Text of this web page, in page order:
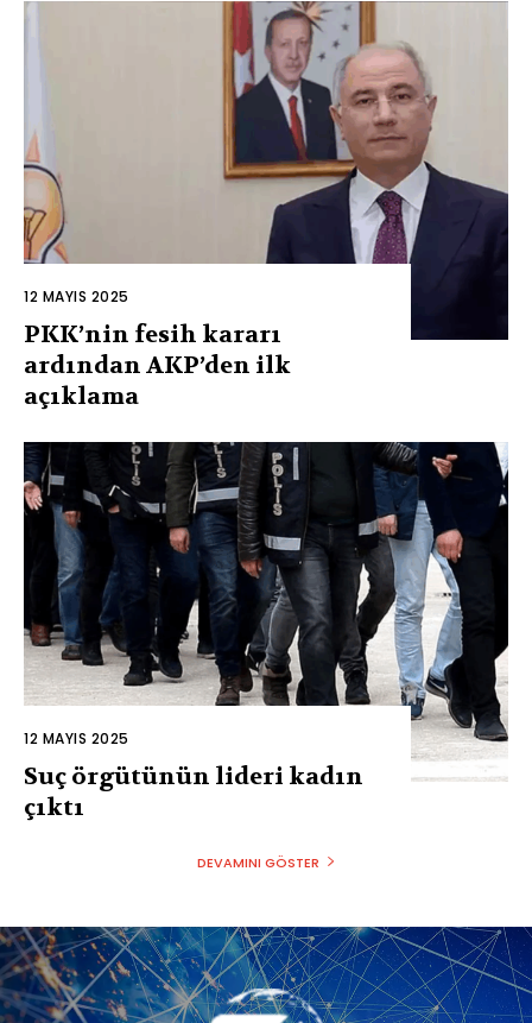
12 MAYIS 2025
PKK’nin fesih kararı
ardından AKP’den ilk
açıklama
12 MAYIS 2025
Suç örgütünün lideri kadın
çıktı
DEVAMINI GÖSTER